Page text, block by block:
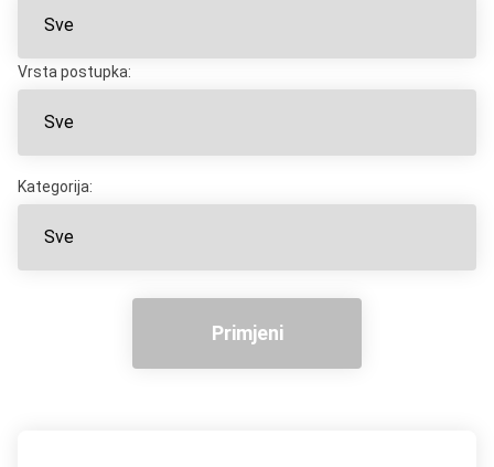
Vrsta postupka:
Kategorija:
Primjeni